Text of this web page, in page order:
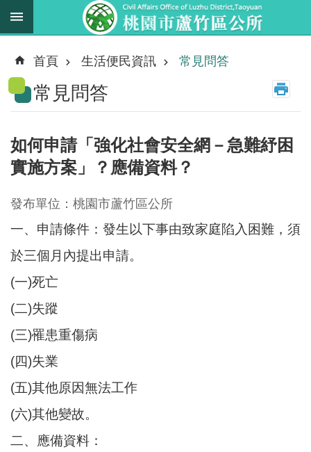
跳到主要內容區塊
新
消
息
務
職
掌
法
資
料
進
階
搜
蘆
竹
介
首頁 生活便民資訊 常見問答
常見問答
如何申請「強化社會安全網－急難紓困
實施方案」？應備資料？
發布單位：桃園市蘆竹區公所
一、申請條件：發生以下事由致家庭陷入困難，須
於三個月內提出申請。
(一)死亡
(二)失蹤
(三)罹患重傷病
(四)失業
(五)其他原因無法工作
(六)其他變故。
二、應備資料：